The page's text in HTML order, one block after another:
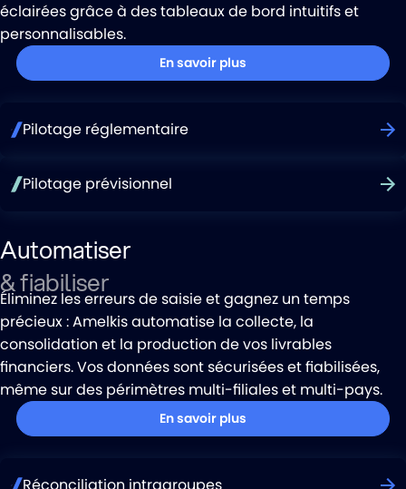
éclairées grâce à des tableaux de bord intuitifs et
personnalisables.
En savoir plus
Pilotage réglementaire
Pilotage prévisionnel
Automatiser
& fiabiliser
Éliminez les erreurs de saisie et gagnez un temps
précieux : Amelkis automatise la collecte, la
consolidation et la production de vos livrables
financiers. Vos données sont sécurisées et fiabilisées,
même sur des périmètres multi-filiales et multi-pays.
En savoir plus